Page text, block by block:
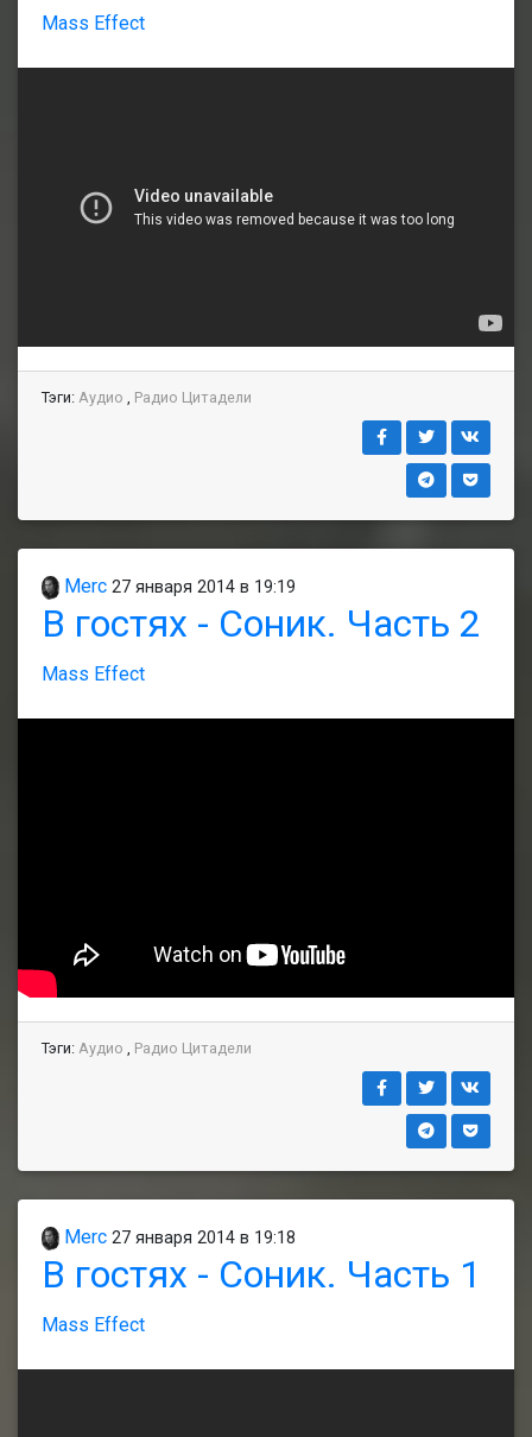
Mass Effect
Тэги: Аудио Радио Цитадели
Merc 27 января 2014 в 19:19
В гостях - Соник. Часть 2
Mass Effect
Тэги: Аудио Радио Цитадели
Merc 27 января 2014 в 19:18
В гостях - Соник. Часть 1
Mass Effect